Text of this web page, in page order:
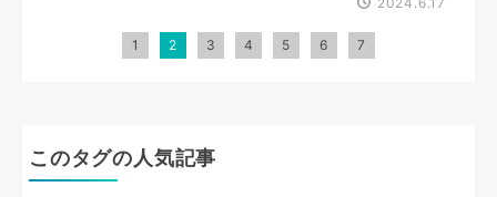
1 2 3 4 5 6 7
このタグの人気記事